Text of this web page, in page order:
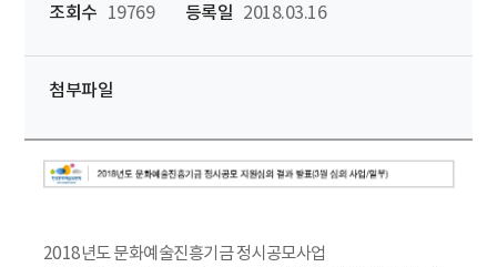
조회수 19769 등록일 2018.03.16
첨부파일
2018년도 문화예술진흥기금 정시공모사업